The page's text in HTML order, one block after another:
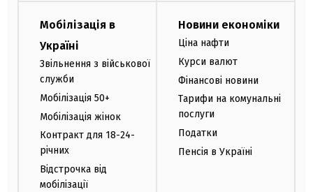
Мобілізація в
Україні
Звільнення з військової
служби
Мобілізація 50+
Мобілізація жінок
Контракт для 18-24-
річних
Відстрочка від
мобілізації
Новини економіки
Ціна нафти
Курси валют
Фінансові новини
Тарифи на комунальні
послуги
Податки
Пенсія в Україні